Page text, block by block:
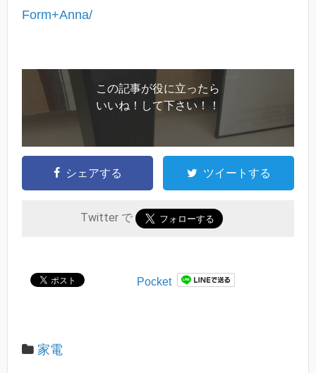
Form+Anna/
この記事が役に立ったら
いいね！して下さい！！
シェアする ツイートする
Twitter で
Pocket
家電